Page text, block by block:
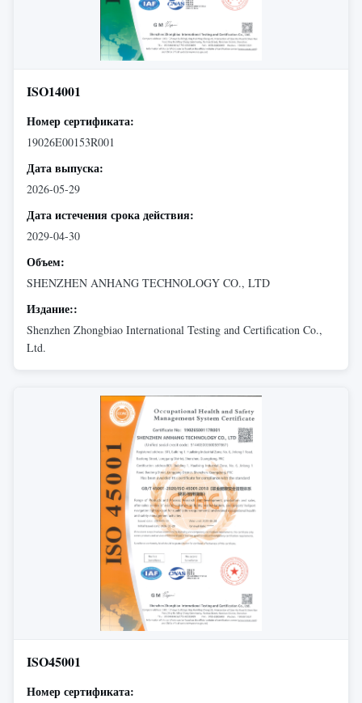
ISO14001
Номер сертификата:
19026E00153R001
Дата выпуска:
2026-05-29
Дата истечения срока действия:
2029-04-30
Объем:
SHENZHEN ANHANG TECHNOLOGY CO., LTD
Издание::
Shenzhen Zhongbiao International Testing and Certification Co.,
Ltd.
ISO45001
Номер сертификата: